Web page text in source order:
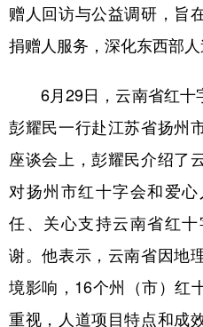
经济 服
云南青年说 趣看
赠人回访与公益调研，旨
捐赠人服务，深化东西部人
6月29日，云南省红十
彭耀民一行赴江苏省扬州
座谈会上，彭耀民介绍了
对扬州市红十字会和爱
任、关心支持云南省红
谢。他表示，云南省因地
境影响，16个州（市）红
重视，人道项目特点和成